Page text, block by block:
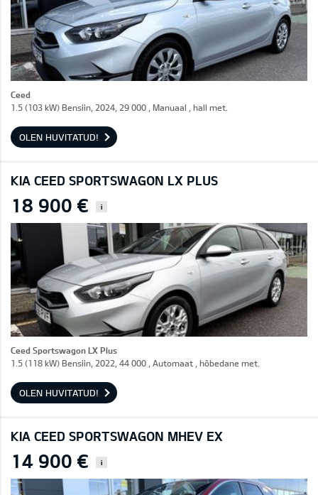
Ceed
1.5 (103 kW) Bensiin, 2024, 29 000 , Manuaal , hall met.
OLEN HUVITATUD!
KIA CEED SPORTSWAGON LX PLUS
18 900 € i
Ceed Sportswagon LX Plus
1.5 (118 kW) Bensiin, 2022, 44 000 , Automaat , hõbedane met.
OLEN HUVITATUD!
KIA CEED SPORTSWAGON MHEV EX
14 900 € i